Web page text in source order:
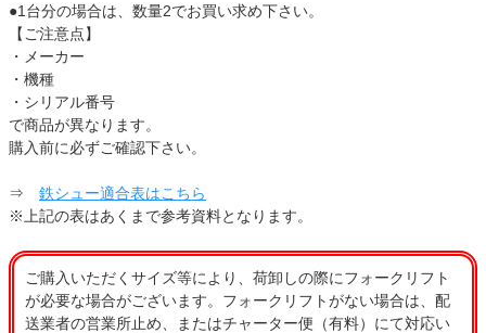
●1台分の場合は、数量2でお買い求め下さい。
【ご注意点】
・メーカー
・機種
・シリアル番号
で商品が異なります。
購入前に必ずご確認下さい。
⇒ 鉄シュー適合表はこちら
※上記の表はあくまで参考資料となります。
ご購入いただくサイズ等により、荷卸しの際にフォークリフト
が必要な場合がございます。フォークリフトがない場合は、配
送業者の営業所止め、またはチャーター便（有料）にて対応い